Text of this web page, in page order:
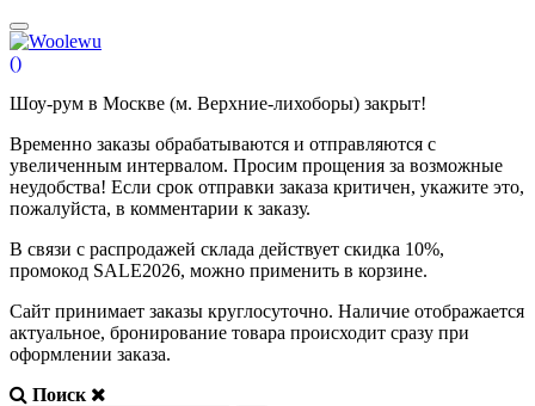
()
Шоу-рум в Москве (м. Верхние-лихоборы) закрыт!
Временно заказы обрабатываются и отправляются с
увеличенным интервалом. Просим прощения за возможные
неудобства! Если срок отправки заказа критичен, укажите это,
пожалуйста, в комментарии к заказу.
В связи с распродажей склада действует скидка 10%,
промокод SALE2026, можно применить в корзине.
Сайт принимает заказы круглосуточно. Наличие отображается
актуальное, бронирование товара происходит сразу при
оформлении заказа.
Поиск